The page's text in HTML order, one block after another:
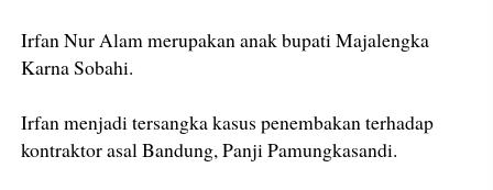
Irfan Nur Alam merupakan anak bupati Majalengka
Karna Sobahi.
Irfan menjadi tersangka kasus penembakan terhadap
kontraktor asal Bandung, Panji Pamungkasandi.